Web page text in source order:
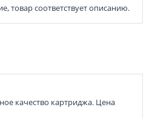
товар соответствует описанию.
качество картриджа. Цена